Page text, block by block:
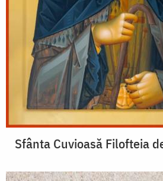
Sfânta Cuvioasă Filofteia